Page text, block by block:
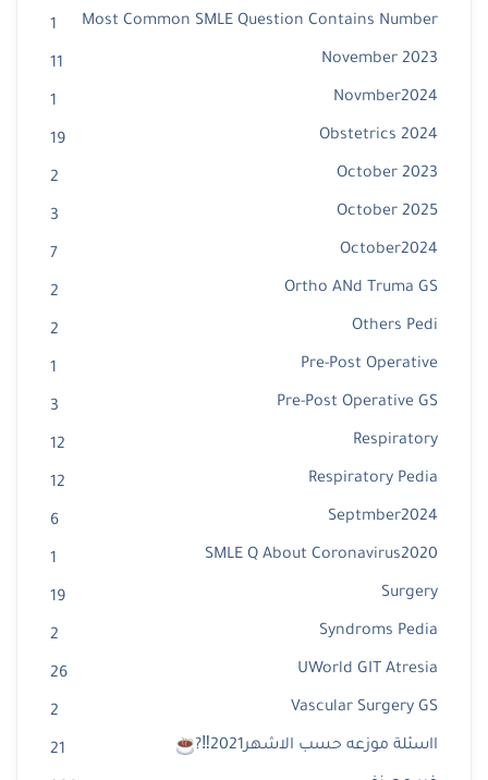
Most Common SMLE Question Contains Number
1
November 2023
11
Novmber2024
1
Obstetrics 2024
19
October 2023
2
October 2025
3
October2024
7
Ortho ANd Truma GS
2
Others Pedi
2
Pre-Post Operative
1
Pre-Post Operative GS
3
Respiratory
12
Respiratory Pedia
12
Septmber2024
6
SMLE Q About Coronavirus2020
1
Surgery
19
Syndroms Pedia
2
UWorld GIT Atresia
26
Vascular Surgery GS
2
ااسئلة موزعه حسب الاشهر2021‼?
21